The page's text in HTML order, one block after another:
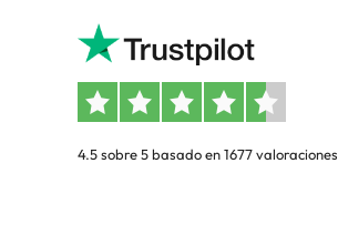
4.5 sobre 5 basado en 1677 valoraciones